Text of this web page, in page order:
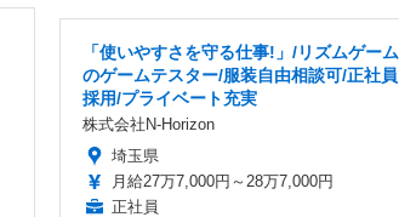
「使いやすさを守る仕事!」/リズムゲーム
のゲームテスター/服装自由相談可/正社員
採用/プライベート充実
株式会社N-Horizon
埼玉県
月給27万7,000円～28万7,000円
正社員